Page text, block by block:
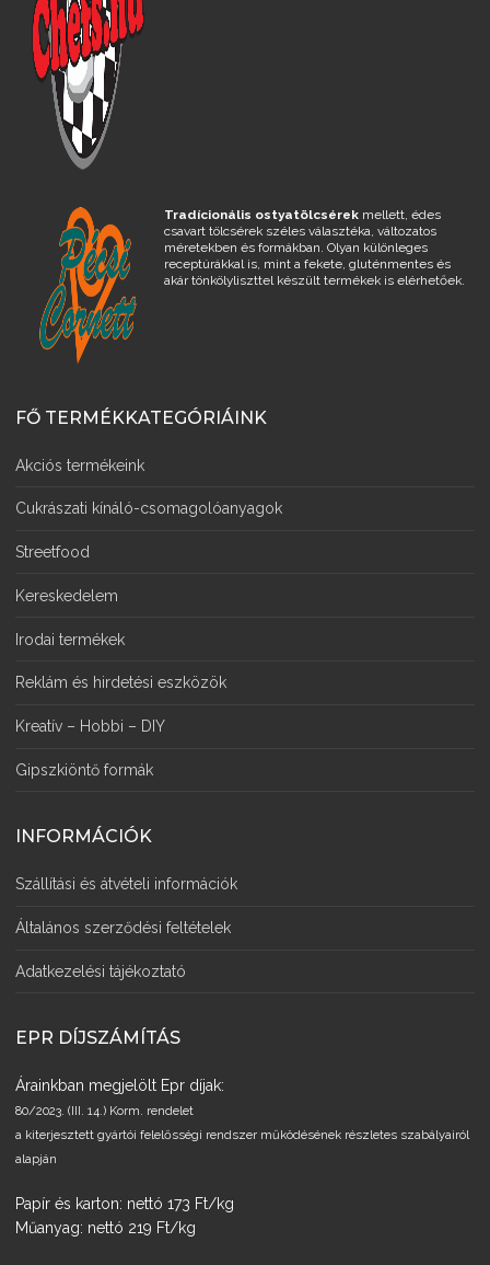
Tradícionális ostyatölcsérekmellett, édes
csavart tölcsérek széles választéka, változatos
méretekben és formákban. Olyan különleges
receptúrákkal is, mint a fekete, gluténmentes és
akár tönkölyliszttel készült termékek is elérhetőek.
FŐ TERMÉKKATEGÓRIÁINK
Akciós termékeink
Cukrászati kínáló-csomagolóanyagok
Streetfood
Kereskedelem
Irodai termékek
Reklám és hirdetési eszközök
Kreatív – Hobbi – DIY
Gipszkiöntő formák
INFORMÁCIÓK
Szállítási és átvételi információk
Általános szerződési feltételek
Adatkezelési tájékoztató
EPR DÍJSZÁMÍTÁS
Árainkban megjelölt Epr díjak:
80/2023. (III. 14.) Korm. rendelet
a kiterjesztett gyártói felelősségi rendszer működésének részletes szabályairól
alapján
Papír és karton: nettó 173 Ft/kg
Műanyag: nettó 219 Ft/kg